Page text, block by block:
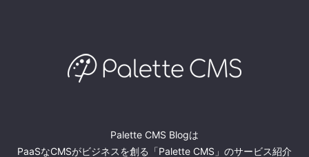
Palette CMS Blogは
PaaSなCMSがビジネスを創る「Palette CMS」のサービス紹介